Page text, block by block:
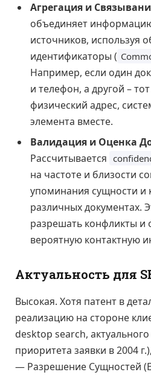
Агрегация и
объединяет
источников, используя
идентификаторы (
Например, если один
и телефон, а другой –
физический адрес,
элемента вместе.
Валидация и Оценка
Рассчитывается
на частоте и близости
упоминания сущности и
различных документах.
разрешать конфликты и
вероятную контактную
Актуальность для
Высокая. Хотя патент в
реализацию на стороне
desktop search,
приоритета заявки в 2004
— Разрешение Сущностей